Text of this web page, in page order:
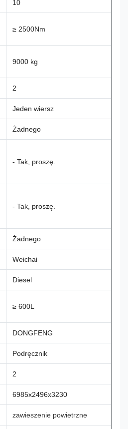
10
≥ 2500Nm
9000 kg
2
Jeden wiersz
Żadnego
- Tak, proszę.
- Tak, proszę.
Żadnego
Weichai
Diesel
≥ 600L
DONGFENG
Podręcznik
2
6985x2496x3230
zawieszenie powietrzne